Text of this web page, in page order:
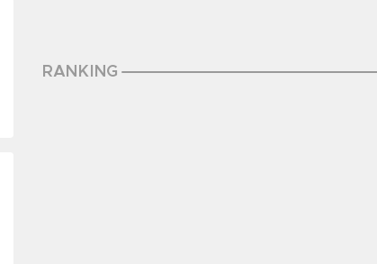
RANKING